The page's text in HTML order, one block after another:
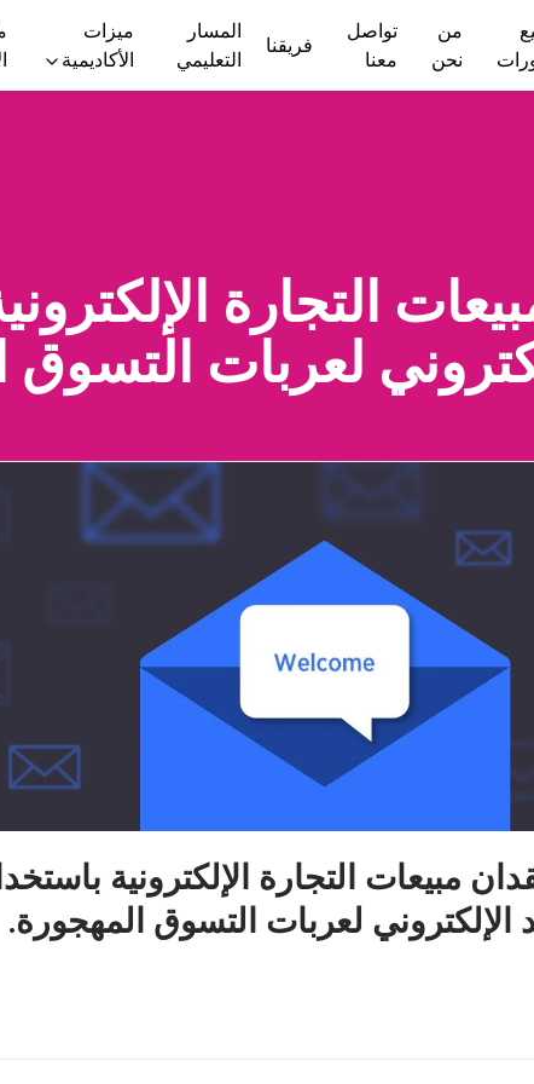
من
نحن
تواصل
معنا
فريقنا
المسار
التعليمي
ميزات
الأكاديمية
التجارة
لعربات
مبيعات التجارة الإلكترونية
الإلكتروني لعربات التسوق المهجورة.